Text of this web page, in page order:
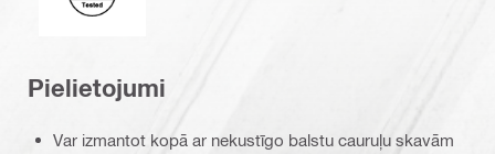
Pielietojumi
Var izmantot kopā ar nekustīgo balstu cauruļu skavām